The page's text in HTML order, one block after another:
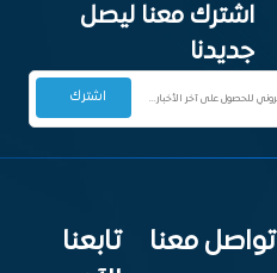
اشترك معنا ليصل
جديدنا
تواصل معنا
تابعنا